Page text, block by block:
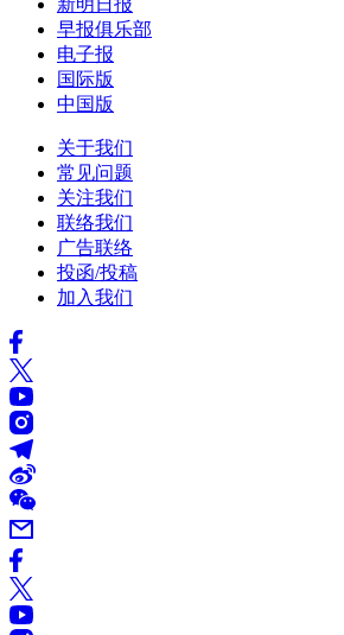
早报俱乐部
电子报
国际版
中国版
关于我们
常见问题
关注我们
联络我们
广告联络
投函/投稿
加入我们